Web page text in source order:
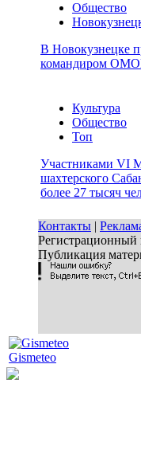
Общество
В Новокузнецке
командиром
Культура
Общество
Топ
Участниками VI
шахтерского
более 27 тысяч
Контакты |
Публикация
Gismeteo